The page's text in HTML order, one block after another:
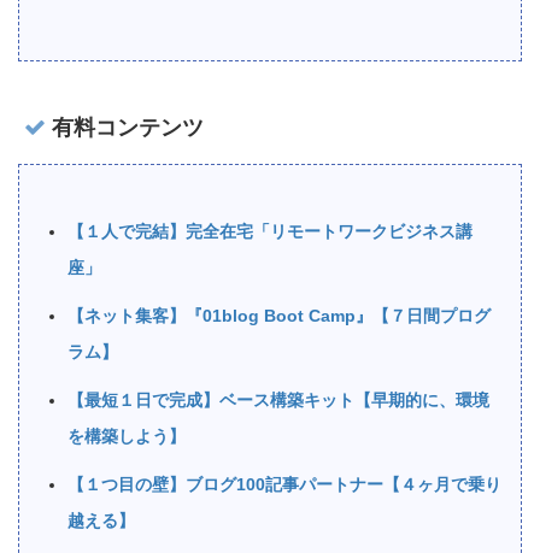
有料コンテンツ
【１人で完結】完全在宅「リモートワークビジネス講
座」
【ネット集客】『01blog Boot Camp』【７日間プログ
ラム】
【最短１日で完成】ベース構築キット【早期的に、環境
を構築しよう】
【１つ目の壁】ブログ100記事パートナー【４ヶ月で乗り
越える】